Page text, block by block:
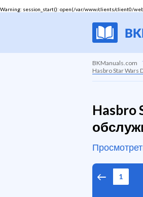
Warning: session_start(): open(/var/www/clients/client0/
BKManuals.com
Hasbro Star Wars
Hasbro
1